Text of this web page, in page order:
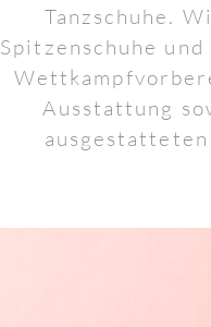
Tanzschuhe.
Spitzenschuhe
Ausstattung